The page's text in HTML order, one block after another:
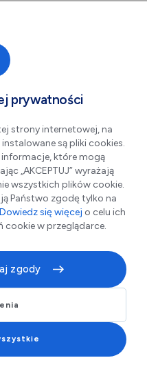
"Miłość i
ojczyznę i żonę, ale
podejrzane interesy i
lata pławi się w
prywatności
strony internetowej, na
są pliki cookies.
które mogą
„AKCEPTUJ” wyrażają
wszystkich plików cookie.
Państwo zgodę tylko na
Dowiedz się więcej o celu ich
cookie w przeglądarce.
zgody